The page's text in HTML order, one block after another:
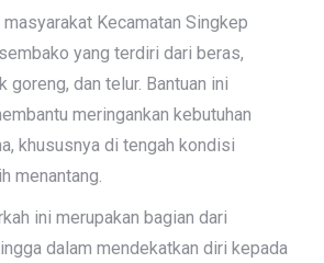
Kecamatan Singkep
yang terdiri dari beras,
goreng, dan telur. Bantuan ini
meringankan kebutuhan
khususnya di tengah kondisi
menantang.
ini merupakan bagian dari
dalam mendekatkan diri kepada